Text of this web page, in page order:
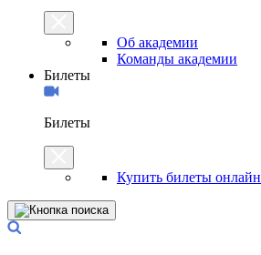
Об академии
Команды академии
Билеты
Билеты
Купить билеты онлайн